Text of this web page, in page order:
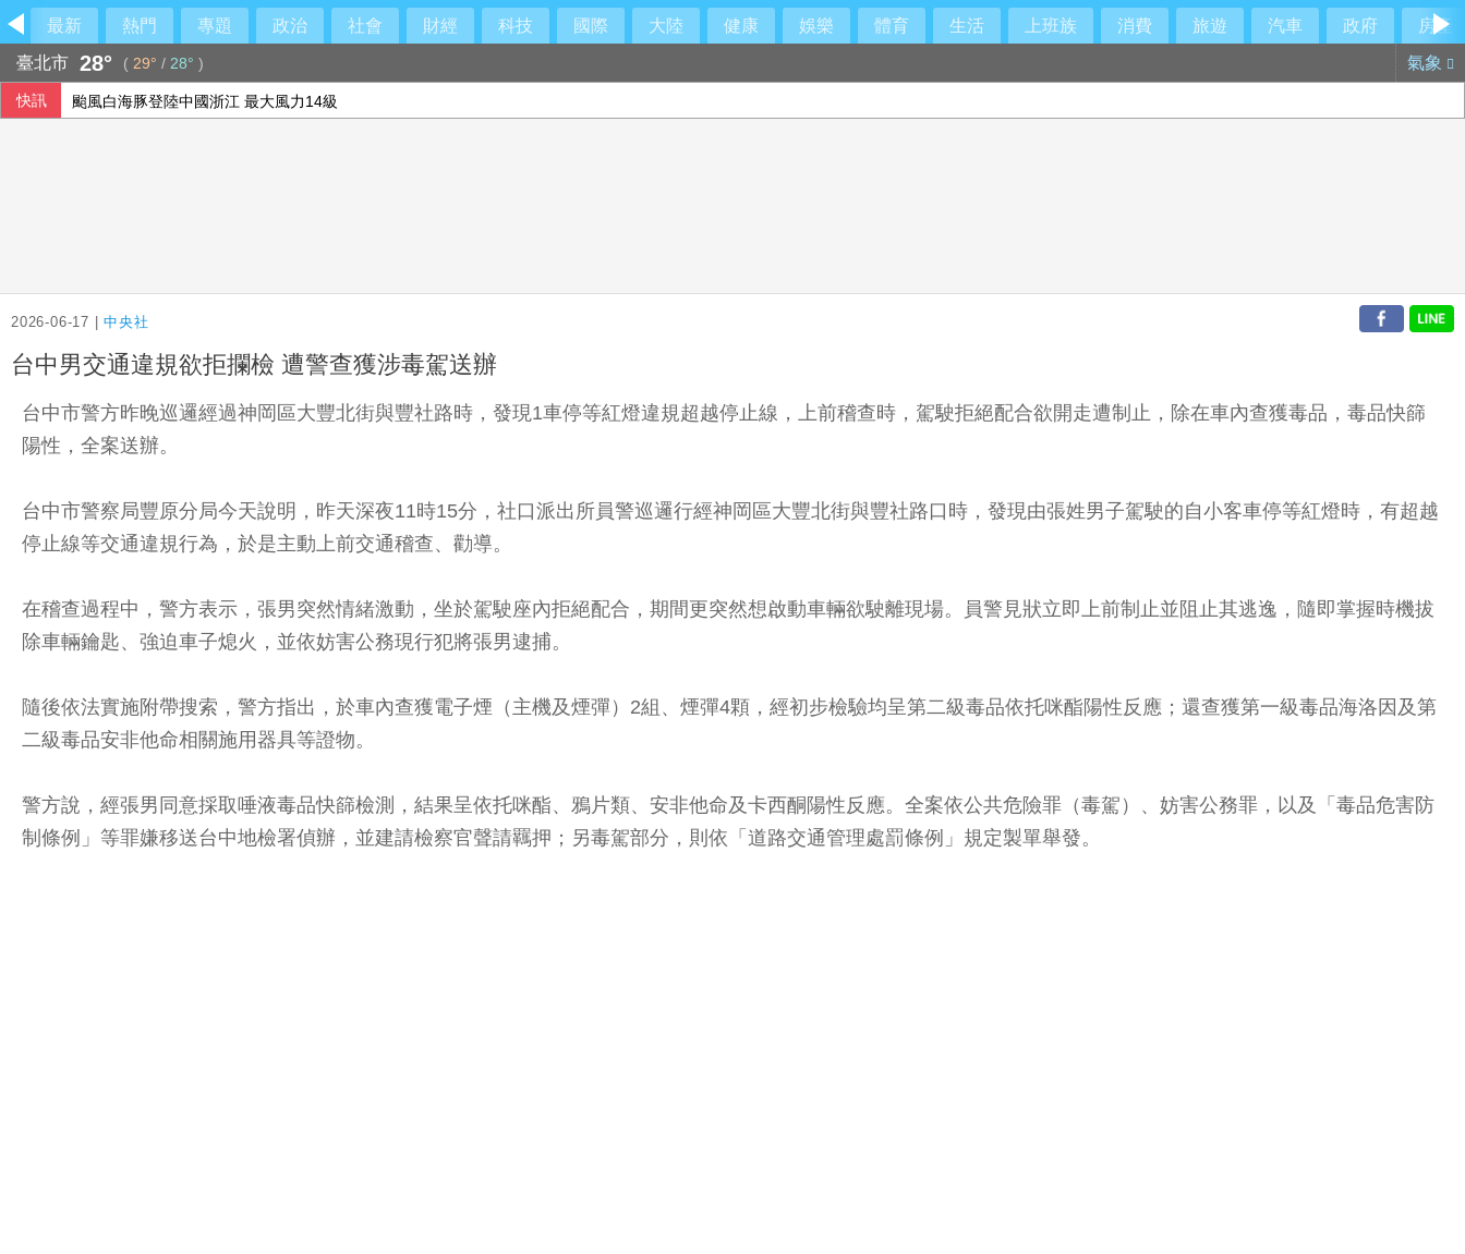
最新 熱門 專題 政治 社會 財經 科技 國際 大陸 健康 娛樂 體育 生活 上班族 消費 旅遊 汽車 政府
房產
臺北市 28° ( 29° / 28° ) 氣象
快訊 颱風白海豚登陸中國浙江 最大風力14級
2026-06-17 |中央社
台中男交通違規欲拒攔檢 遭警查獲涉毒駕送辦
台中市警方昨晚巡邏經過神岡區大豐北街與豐社路時，發現1車停等紅燈違規超越停止線，上前稽查時，駕駛拒絕配合欲開走遭制止，除在車內查獲毒品，毒品快篩
陽性，全案送辦。
台中市警察局豐原分局今天說明，昨天深夜11時15分，社口派出所員警巡邏行經神岡區大豐北街與豐社路口時，發現由張姓男子駕駛的自小客車停等紅燈時，有超越
停止線等交通違規行為，於是主動上前交通稽查、勸導。
在稽查過程中，警方表示，張男突然情緒激動，坐於駕駛座內拒絕配合，期間更突然想啟動車輛欲駛離現場。員警見狀立即上前制止並阻止其逃逸，隨即掌握時機拔
除車輛鑰匙、強迫車子熄火，並依妨害公務現行犯將張男逮捕。
隨後依法實施附帶搜索，警方指出，於車內查獲電子煙（主機及煙彈）2組、煙彈4顆，經初步檢驗均呈第二級毒品依托咪酯陽性反應；還查獲第一級毒品海洛因及第
二級毒品安非他命相關施用器具等證物。
警方說，經張男同意採取唾液毒品快篩檢測，結果呈依托咪酯、鴉片類、安非他命及卡西酮陽性反應。全案依公共危險罪（毒駕）、妨害公務罪，以及「毒品危害防
制條例」等罪嫌移送台中地檢署偵辦，並建請檢察官聲請羈押；另毒駕部分，則依「道路交通管理處罰條例」規定製單舉發。